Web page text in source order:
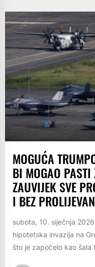
MOGUĆA
BI MOGAO
ZAUVIJEK SVE
I BEZ
subota, 10. siječnja
hipotetska invazija na
što je započelo kao šala